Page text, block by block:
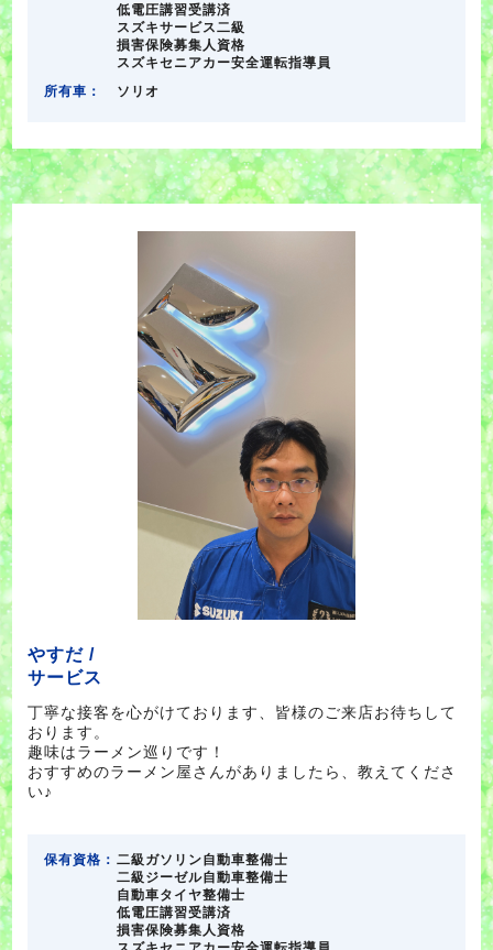
低電圧講習受講済
スズキサービス二級
損害保険募集人資格
スズキセニアカー安全運転指導員
所有車：
ソリオ
やすだ /
サービス
丁寧な接客を心がけております、皆様のご来店お待ちして
おります。
趣味はラーメン巡りです！
おすすめのラーメン屋さんがありましたら、教えてくださ
い♪
保有資格： 二級ガソリン自動車整備士
二級ジーゼル自動車整備士
自動車タイヤ整備士
低電圧講習受講済
損害保険募集人資格